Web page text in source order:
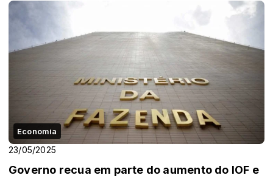
Economia
23/05/2025
Governo recua em parte do aumento do IOF e